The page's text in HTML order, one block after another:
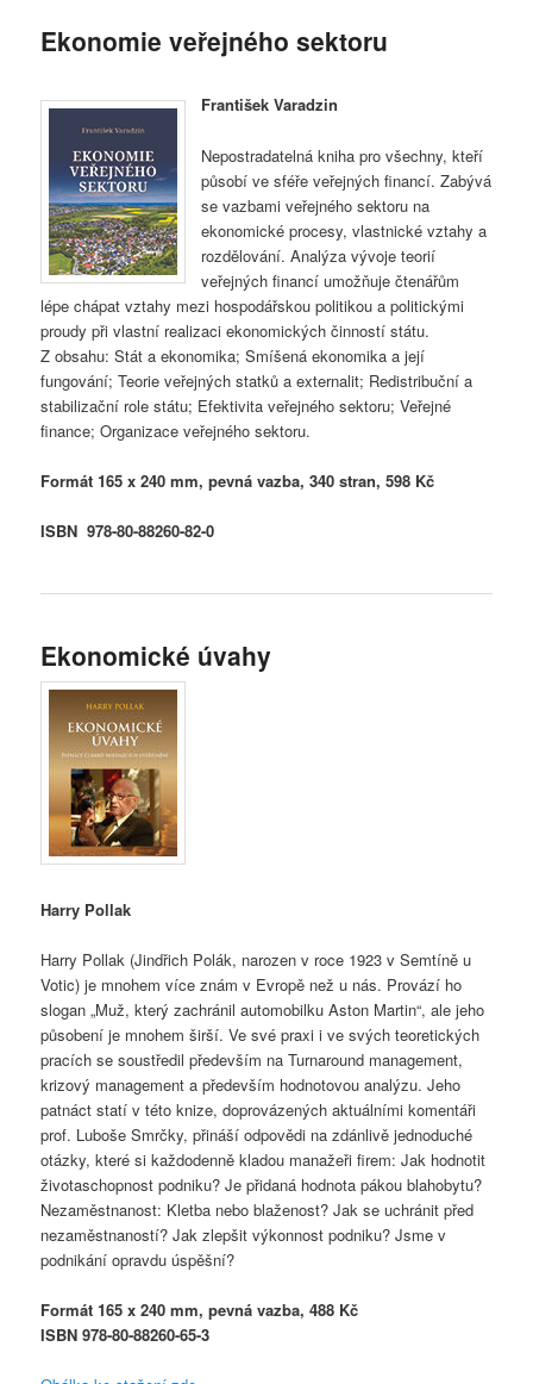
Ekonomie veřejného sektoru
František Varadzin
Nepostradatelná kniha pro všechny, kteří
působí ve sféře veřejných financí. Zabývá
se vazbami veřejného sektoru na
ekonomické procesy, vlastnické vztahy a
rozdělování. Analýza vývoje teorií
veřejných financí umožňuje čtenářům
lépe chápat vztahy mezi hospodářskou politikou a politickými
proudy při vlastní realizaci ekonomických činností státu.
Z obsahu: Stát a ekonomika; Smíšená ekonomika a její
fungování; Teorie veřejných statků a externalit; Redistribuční a
stabilizační role státu; Efektivita veřejného sektoru; Veřejné
finance; Organizace veřejného sektoru.
Formát 165 x 240 mm, pevná vazba, 340 stran, 598 Kč
ISBN 978-80-88260-82-0
Ekonomické úvahy
Harry Pollak
Harry Pollak (Jindřich Polák, narozen v roce 1923 v Semtíně u
Votic) je mnohem více znám v Evropě než u nás. Provází ho
slogan „Muž, který zachránil automobilku Aston Martin“, ale jeho
působení je mnohem širší. Ve své praxi i ve svých teoretických
pracích se soustředil především na Turnaround management,
krizový management a především hodnotovou analýzu. Jeho
patnáct statí v této knize, doprovázených aktuálními komentáři
prof. Luboše Smrčky, přináší odpovědi na zdánlivě jednoduché
otázky, které si každodenně kladou manažeři firem: Jak hodnotit
životaschopnost podniku? Je přidaná hodnota pákou blahobytu?
Nezaměstnanost: Kletba nebo blaženost? Jak se uchránit před
nezaměstnaností? Jak zlepšit výkonnost podniku? Jsme v
podnikání opravdu úspěšní?
Formát 165 x 240 mm, pevná vazba, 488 Kč
ISBN 978-80-88260-65-3